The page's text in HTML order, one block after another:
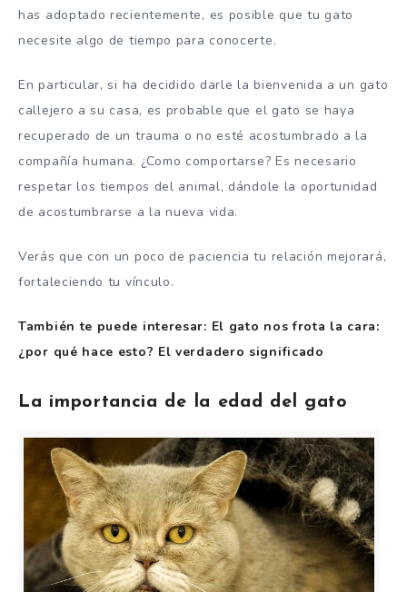
has adoptado recientemente, es posible que tu gato
necesite algo de tiempo para conocerte.
En particular, si ha decidido darle la bienvenida a un gato
callejero a su casa, es probable que el gato se haya
recuperado de un trauma o no esté acostumbrado a la
compañía humana. ¿Como comportarse? Es necesario
respetar los tiempos del animal, dándole la oportunidad
de acostumbrarse a la nueva vida.
Verás que con un poco de paciencia tu relación mejorará,
fortaleciendo tu vínculo.
También te puede interesar: El gato nos frota la cara:
¿por qué hace esto? El verdadero significado
La importancia de la edad del gato